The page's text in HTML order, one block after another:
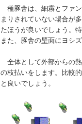
種豚舎は、細霧とファ
まりされていない場合が
たほうが良いでしょう。
また、豚舎の壁面にヨシ
全体として外部からの
の枝払いをします。比較
と良いでしょう。